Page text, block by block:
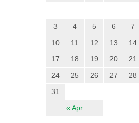
« Apr
3
4 5 6 7
10
11 12 13 14
17
18 19 20 21
24
25 26 27 28
31